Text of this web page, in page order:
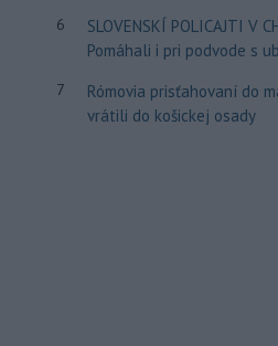
6
SLOVENSKÍ POLICAJTI V
Pomáhali i pri podvode s
7
Rómovia prisťahovaní do
vrátili do košickej osady